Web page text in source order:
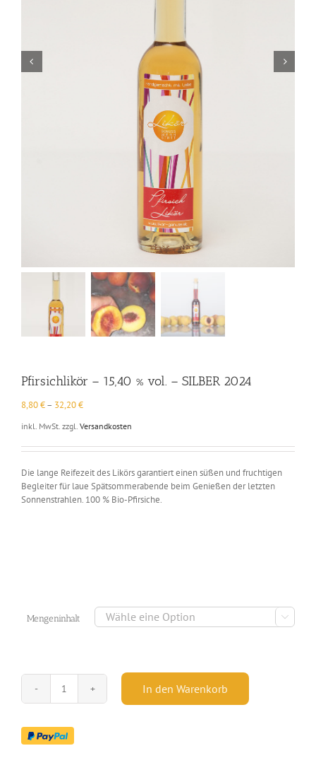
Pfirsichlikör – 15,40 % vol. – SILBER 2024
8,80€– 32,20€
inkl. MwSt. zzgl. Versandkosten
Die lange Reifezeit des Likörs garantiert einen süßen und fruchtigen
Begleiter für laue Spätsommerabende beim Genießen der letzten
Sonnenstrahlen. 100 % Bio-Pfirsiche.
Mengeninhalt 
Pfirsichlikör
-
%
vol.
In den Warenkorb